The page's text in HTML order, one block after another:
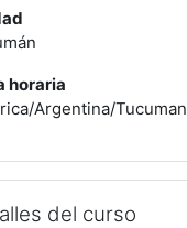
horaria
Argentina/Tucuman
del curso